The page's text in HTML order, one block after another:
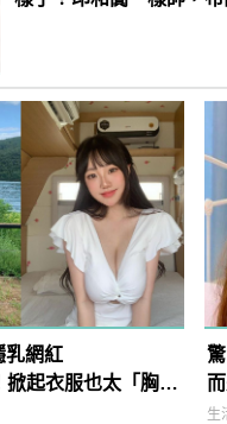
乳網紅
掀起衣服也太「胸」
這樣變型男
生